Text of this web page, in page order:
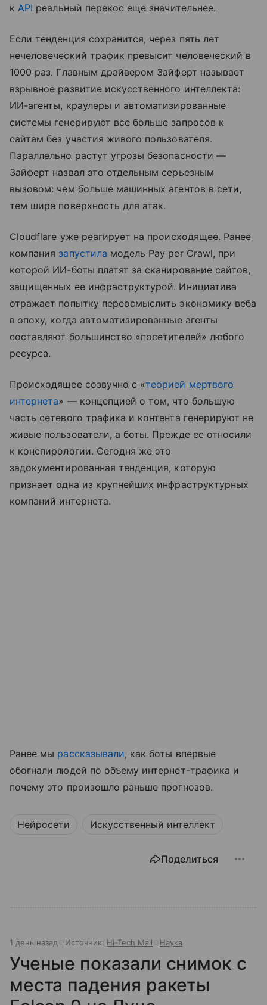
к API реальный перекос еще значительнее.
Если тенденция сохранится, через пять лет
нечеловеческий трафик превысит человеческий в
1000 раз. Главным драйвером Зайферт называет
взрывное развитие искусственного интеллекта:
ИИ-агенты, краулеры и автоматизированные
системы генерируют все больше запросов к
сайтам без участия живого пользователя.
Параллельно растут угрозы безопасности —
Зайферт назвал это отдельным серьезным
вызовом: чем больше машинных агентов в сети,
тем шире поверхность для атак.
Cloudflare уже реагирует на происходящее. Ранее
компания запустила модель Pay per Crawl, при
которой ИИ-боты платят за сканирование сайтов,
защищенных ее инфраструктурой. Инициатива
отражает попытку переосмыслить экономику веба
в эпоху, когда автоматизированные агенты
составляют большинство «посетителей» любого
ресурса.
Происходящее созвучно с «теорией мертвого
интернета» — концепцией о том, что большую
часть сетевого трафика и контента генерируют не
живые пользователи, а боты. Прежде ее относили
к конспирологии. Сегодня же это
задокументированная тенденция, которую
признает одна из крупнейших инфраструктурных
компаний интернета.
Ранее мы рассказывали, как боты впервые
обогнали людей по объему интернет-трафика и
почему это произошло раньше прогнозов.
Нейросети Искусственный интеллект
Поделиться
1 день назад Источник: Hi-Tech Mail Наука
Ученые показали снимок с
места падения ракеты